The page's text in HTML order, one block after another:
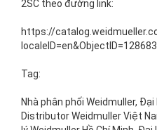
2SC theo đường link:
https://
Tag:
Nhà phân phối Weidmuller,
Distributor Weidmuller Việt